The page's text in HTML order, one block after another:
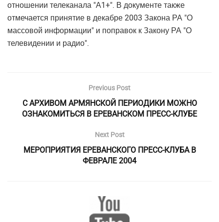
отношении телеканала "А1+". В документе также
отмечается принятие в декабре 2003 Закона РА "О
массовой информации" и поправок к Закону РА "О
телевидении и радио".
Previous Post
С АРХИВОМ АРМЯНСКОЙ ПЕРИОДИКИ МОЖНО
ОЗНАКОМИТЬСЯ В ЕРЕВАНСКОМ ПРЕСС-КЛУБЕ
Next Post
МЕРОПРИЯТИЯ ЕРЕВАНСКОГО ПРЕСС-КЛУБА В
ФЕВРАЛЕ 2004